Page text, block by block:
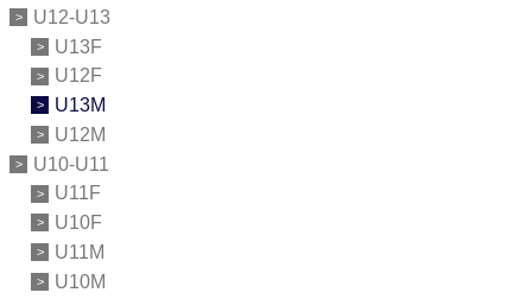
U12-U13
U13F
U12F
U13M
U12M
U10-U11
U11F
U10F
U11M
U10M